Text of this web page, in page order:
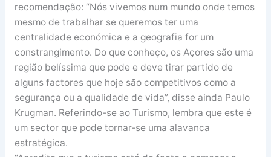
recomendação: “Nós vivemos num mundo onde temos
mesmo de trabalhar se queremos ter uma
centralidade económica e a geografia for um
constrangimento. Do que conheço, os Açores são uma
região belíssima que pode e deve tirar partido de
alguns factores que hoje são competitivos como a
segurança ou a qualidade de vida”, disse ainda Paulo
Krugman. Referindo-se ao Turismo, lembra que este é
um sector que pode tornar-se uma alavanca
estratégica.